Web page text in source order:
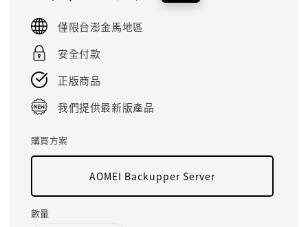
僅限台澎金馬地區
安全付款
正版商品
我們提供最新版產品
購買方案
AOMEI Backupper Server
數量